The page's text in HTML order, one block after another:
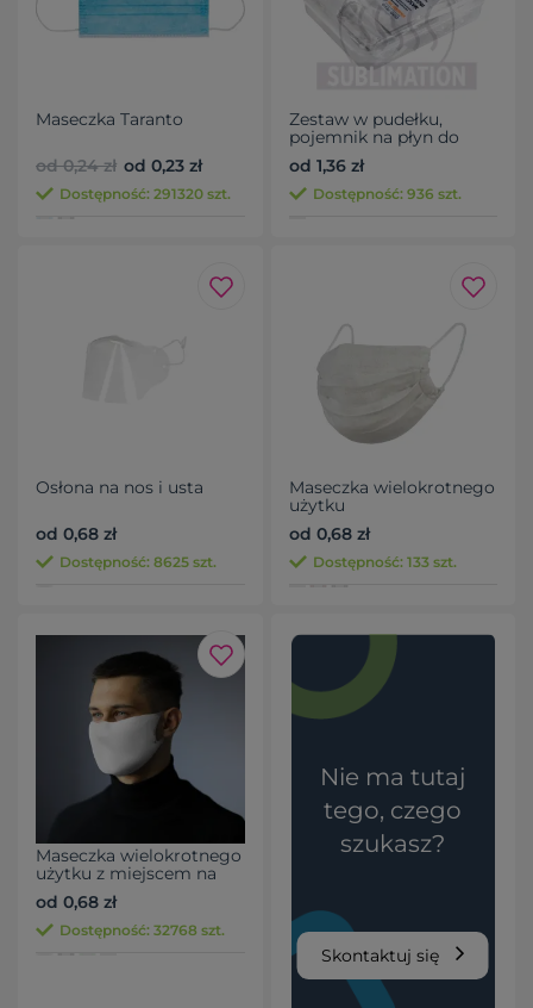
Maseczka Taranto
od 0,24 zł od 0,23 zł
Dostępność: 291320 szt.
Zestaw w pudełku,
pojemnik na płyn do
dezynfekcji, maseczka
wielokrotnego użytku z
miejscem na filtr i
jonami srebra
od 1,36 zł
Dostępność: 936 szt.
Osłona na nos i usta
od 0,68 zł
Dostępność: 8625 szt.
Maseczka wielokrotnego
użytku
od 0,68 zł
Dostępność: 133 szt.
Maseczka wielokrotnego
użytku z miejscem na
filtr i jonami srebra
od 0,68 zł
Dostępność: 32768 szt.
Nie ma tutaj
tego, czego
szukasz?
Skontaktuj się